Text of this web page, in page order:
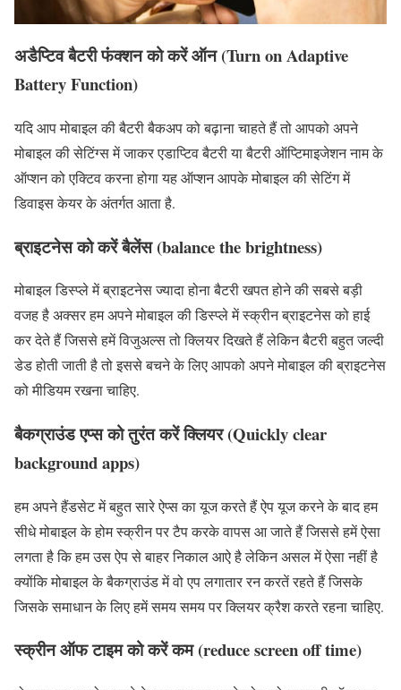
अडैप्टिव बैटरी फंंक्शन को करें ऑन (Turn on Adaptive
Battery Function)
यदि आप मोबाइल की बैटरी बैकअप को बढ़ाना चाहते हैं तो आपको अपने
मोबाइल की सेटिंग्स में जाकर एडाप्टिव बैटरी या बैटरी ऑप्टिमाइजेशन नाम के
ऑप्शन को एक्टिव करना होगा यह ऑप्शन आपके मोबाइल की सेटिंग में
डिवाइस केयर के अंतर्गत आता है.
ब्राइटनेस को करें बैलेंस (balance the brightness)
मोबाइल डिस्प्ले में ब्राइटनेस ज्यादा होना बैटरी खपत होने की सबसे बड़ी
वजह है अक्सर हम अपने मोबाइल की डिस्प्ले में स्क्रीन ब्राइटनेस को हाई
कर देते हैं जिससे हमें विजुअल्स तो क्लियर दिखते हैं लेकिन बैटरी बहुत जल्दी
डेड होती जाती है तो इससे बचने के लिए आपको अपने मोबाइल की ब्राइटनेस
को मीडियम रखना चाहिए.
बैकग्राउंड एप्स को तुरंत करें क्लियर (Quickly clear
background apps)
हम अपने हैंडसेट में बहुत सारे ऐप्स का यूज करते हैं ऐप यूज करने के बाद हम
सीधे मोबाइल के होम स्क्रीन पर टैप करके वापस आ जाते हैं जिससे हमें ऐसा
लगता है कि हम उस ऐप से बाहर निकाल आऐ है लेकिन असल में ऐसा नहीं है
क्योंकि मोबाइल के बैकग्राउंड में वो एप लगातार रन करतें रहते हैं जिसके
जिसके समाधान के लिए हमें समय समय पर क्लियर क्रैश करते रहना चाहिए.
स्क्रीन ऑफ टाइम को करें कम (reduce screen off time)